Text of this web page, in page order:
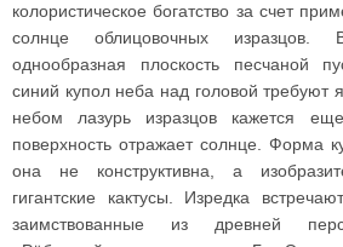
колористическое богатство за счет
солнце облицовочных изразцов.
однообразная плоскость песчаной
синий купол неба над головой требуют
небом лазурь изразцов кажется
поверхность отражает солнце. Форма
она не конструктивна, а
гигантские кактусы. Изредка
заимствованные из древней